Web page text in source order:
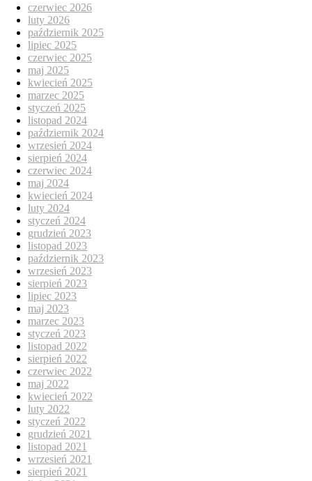
czerwiec 2026
luty 2026
październik 2025
lipiec 2025
czerwiec 2025
maj 2025
kwiecień 2025
marzec 2025
styczeń 2025
listopad 2024
październik 2024
wrzesień 2024
sierpień 2024
czerwiec 2024
maj 2024
kwiecień 2024
luty 2024
styczeń 2024
grudzień 2023
listopad 2023
październik 2023
wrzesień 2023
sierpień 2023
lipiec 2023
maj 2023
marzec 2023
styczeń 2023
listopad 2022
sierpień 2022
czerwiec 2022
maj 2022
kwiecień 2022
luty 2022
styczeń 2022
grudzień 2021
listopad 2021
wrzesień 2021
sierpień 2021